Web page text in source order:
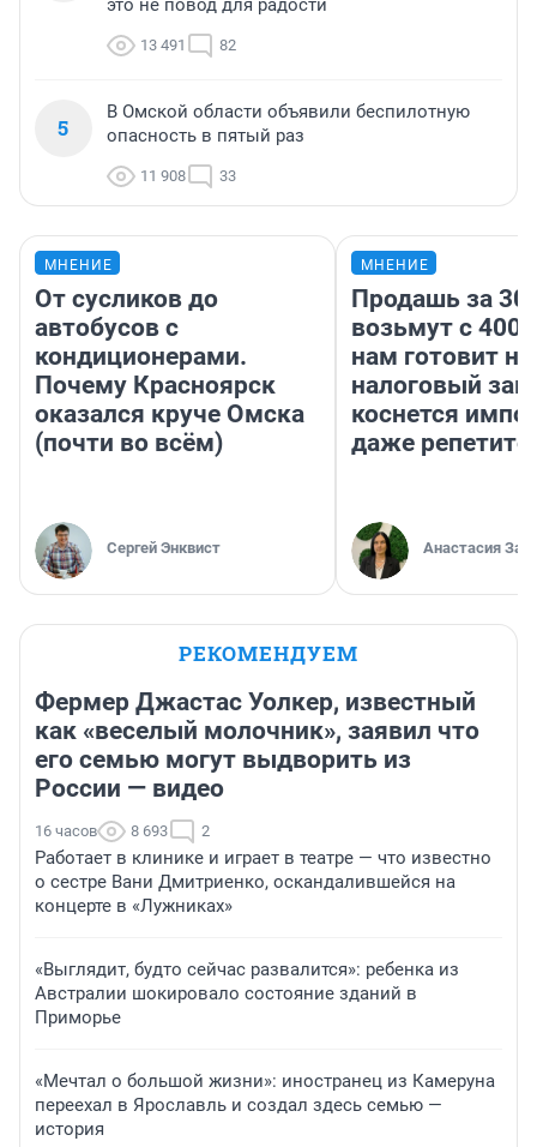
это не повод для радости
13 491 82
5
В Омской области объявили беспилотную
опасность в пятый раз
11 908 33
МНЕНИЕ
От сусликов до
автобусов с
кондиционерами.
Почему Красноярск
оказался круче Омска
(почти во всём)
Сергей Энквист
МНЕНИЕ
Продашь за
возьмут с
нам готовит
налоговый
коснется
даже
Анастасия
РЕКОМЕНДУЕМ
Фермер Джастас Уолкер, известный
как «веселый молочник», заявил что
его семью могут выдворить из
России — видео
16 часов 8 693 2
Работает в клинике и играет в театре — что известно
о сестре Вани Дмитриенко, оскандалившейся на
концерте в «Лужниках»
«Выглядит, будто сейчас развалится»: ребенка из
Австралии шокировало состояние зданий в
Приморье
«Мечтал о большой жизни»: иностранец из Камеруна
переехал в Ярославль и создал здесь семью —
история